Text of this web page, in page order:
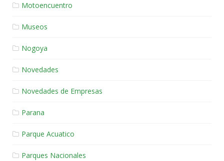
Motoencuentro
Museos
Nogoya
Novedades
Novedades de Empresas
Parana
Parque Acuatico
Parques Nacionales